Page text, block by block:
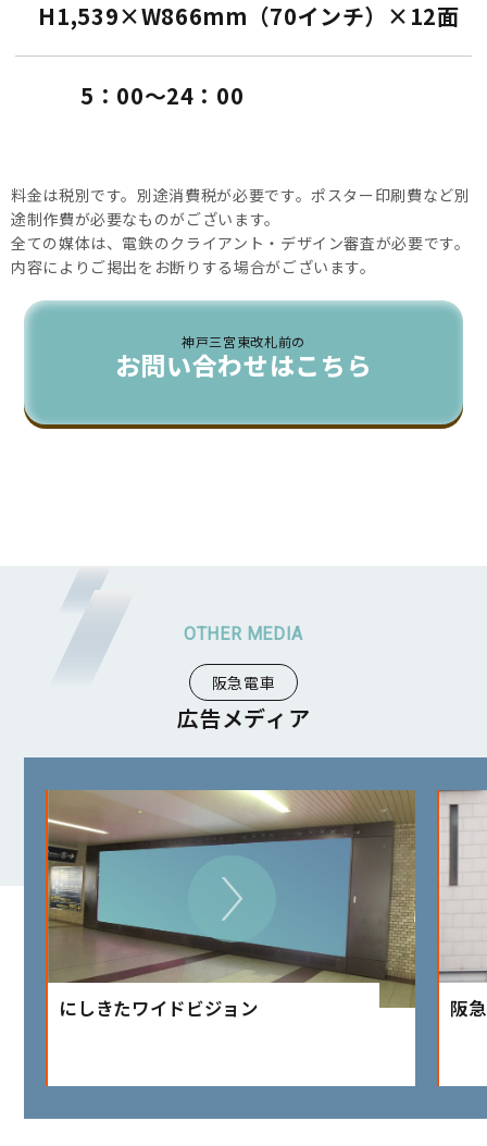
H1,539×W866mm（70インチ）×12面
5：00〜24：00
料金は税別です。別途消費税が必要です。ポスター印刷費など別
途制作費が必要なものがございます。
全ての媒体は、電鉄のクライアント・デザイン審査が必要です。
内容によりご掲出をお断りする場合がございます。
神戸三宮東改札前の
お問い合わせはこちら
阪急電車
広告メディア
にしきたワイドビジョン 阪